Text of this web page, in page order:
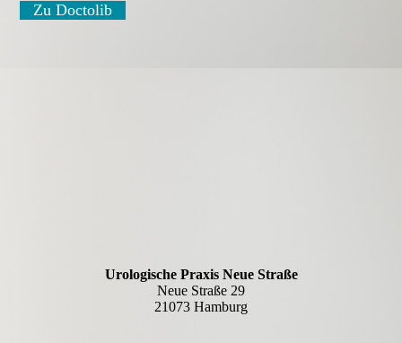
Zu Doctolib
Urologische Praxis Neue Straße
Neue Straße 29
21073 Hamburg